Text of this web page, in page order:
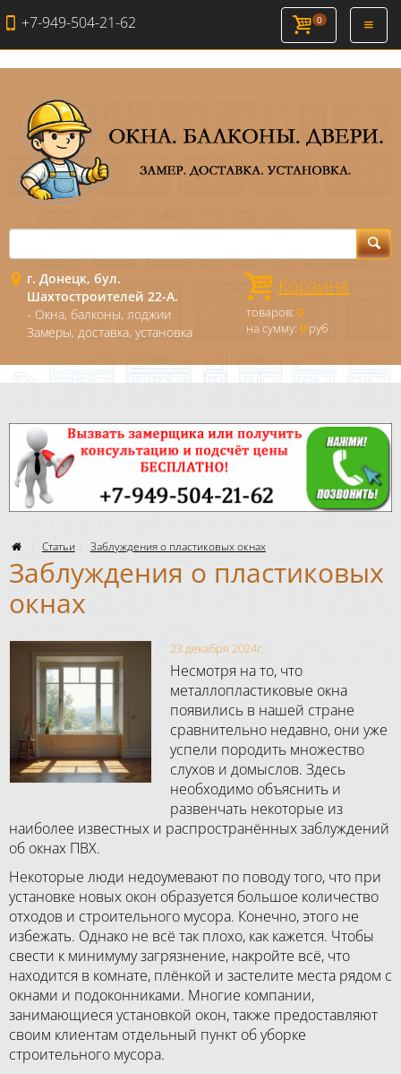
+7-949-504-21-62 0
г. Донецк, бул.
Шахтостроителей 22-А.
- Окна, балконы, лоджии
Замеры, доставка, установка
Корзина
товаров:0
на сумму:0 руб
Статьи Заблуждения о пластиковых окнах
Заблуждения о пластиковых
окнах
23 декабря 2024г.
Несмотря на то, что
металлопластиковые окна
появились в нашей стране
сравнительно недавно, они уже
успели породить множество
слухов и домыслов. Здесь
необходимо объяснить и
развенчать некоторые из
наиболее известных и распространённых заблуждений
об окнах ПВХ.
Некоторые люди недоумевают по поводу того, что при
установке новых окон образуется большое количество
отходов и строительного мусора. Конечно, этого не
избежать. Однако не всё так плохо, как кажется. Чтобы
свести к минимуму загрязнение, накройте всё, что
находится в комнате, плёнкой и застелите места рядом с
окнами и подоконниками. Многие компании,
занимающиеся установкой окон, также предоставляют
своим клиентам отдельный пункт об уборке
строительного мусора.